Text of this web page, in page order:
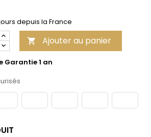
depuis la France
 Ajouter au panier
Garantie 1 an